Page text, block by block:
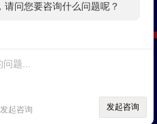
请问您要咨询什么问题呢？
产品，您可以直接在线与我
起咨询 发起咨询